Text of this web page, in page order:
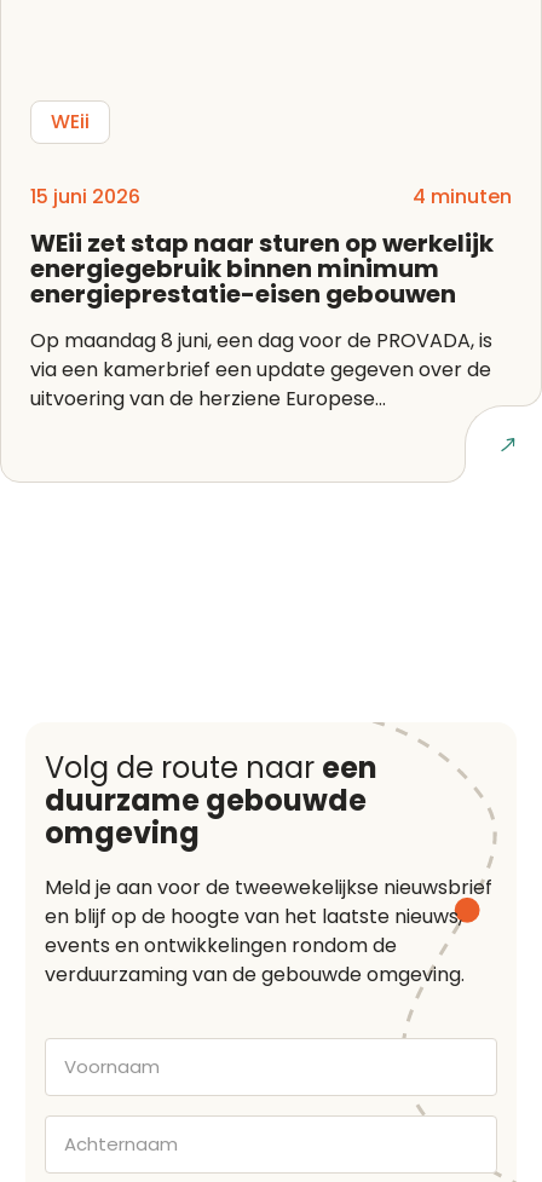
WEii
15 juni 2026 4 minuten
WEii zet stap naar sturen op werkelijk
energiegebruik binnen minimum
energieprestatie-eisen gebouwen
Op maandag 8 juni, een dag voor de PROVADA, is
via een kamerbrief een update gegeven over de
uitvoering van de herziene Europese...
Lees artikel
Volg de route naar een
duurzame gebouwde
omgeving
Meld je aan voor de tweewekelijkse nieuwsbrief
en blijf op de hoogte van het laatste nieuws,
events en ontwikkelingen rondom de
verduurzaming van de gebouwde omgeving.
Voornaam
Achternaam